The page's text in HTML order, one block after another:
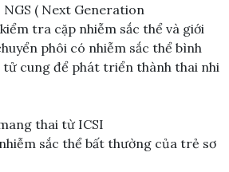
( Next Generation
tra cặp nhiễm sắc thể và giới
phôi có nhiễm sắc thể bình
tử cung để phát triển thành thai nhi
thai từ ICSI
sắc thể bất thường của trẻ sơ